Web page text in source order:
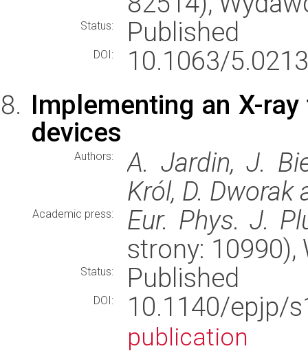
Status: Published
DOI:
10.1063/
Implementing an X-
devices
Authors:
A. Jardin, J.
Król, D. Dworak
Academic press:
Eur. Phys. J.
strony:
Status: Published
DOI: 10.1140/epjp/
publication